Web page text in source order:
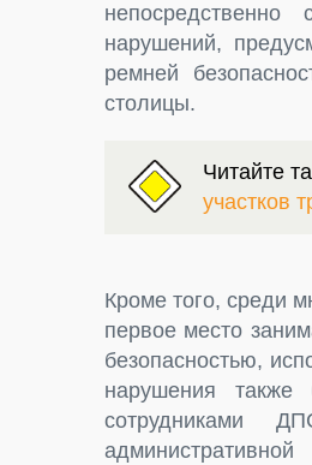
нарушений,
ремней
столицы.
Читайте
участков
Кроме того, среди
первое место
безопасностью,
нарушения
сотрудниками